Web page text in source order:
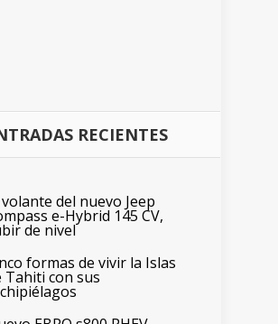
RECIENTES
del nuevo Jeep
e-Hybrid 145 CV,
de nivel
formas de vivir la Islas
Tahiti con sus